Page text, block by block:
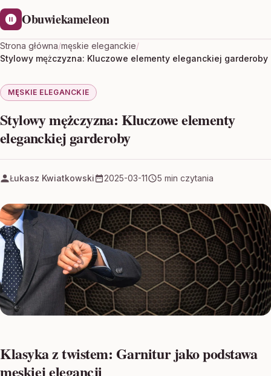
Obuwiekameleon
Strona główna/męskie eleganckie/
Stylowy mężczyzna: Kluczowe elementy eleganckiej garderoby
MĘSKIE ELEGANCKIE
Stylowy mężczyzna: Kluczowe elementy
eleganckiej garderoby
Łukasz Kwiatkowski 2025-03-11 5 min czytania
Klasyka z twistem: Garnitur jako podstawa
męskiej elegancji